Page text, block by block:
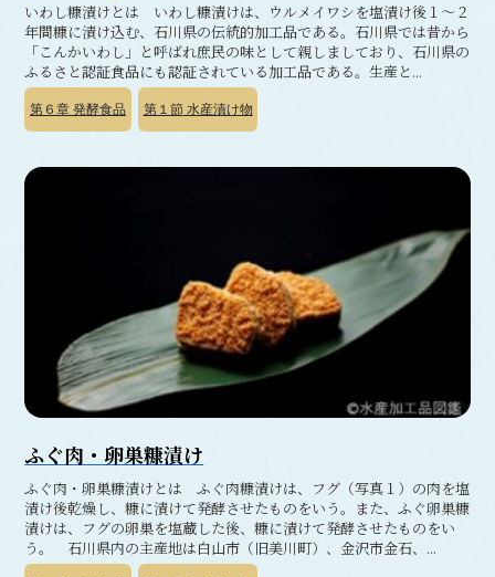
いわし糠漬けとは いわし糠漬けは、ウルメイワシを塩漬け後１～２
年間糠に漬け込む、石川県の伝統的加工品である。石川県では昔から
「こんかいわし」と呼ばれ庶民の味として親しましており、石川県の
ふるさと認証食品にも認証されている加工品である。生産と...
第６章 発酵食品 第１節水産漬け物
ふぐ肉・卵巣糠漬け
ふぐ肉・卵巣糠漬けとは ふぐ肉糠漬けは、フグ（写真１）の肉を塩
漬け後乾燥し、糠に漬けて発酵させたものをいう。また、ふぐ卵巣糠
漬けは、フグの卵巣を塩蔵した後、糠に漬けて発酵させたものをい
う。 石川県内の主産地は白山市（旧美川町）、金沢市金石、...